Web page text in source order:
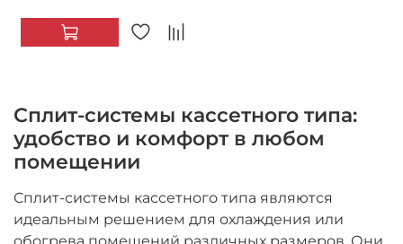
Сплит-системы кассетного типа:
удобство и комфорт в любом
помещении
Сплит-системы кассетного типа являются
идеальным решением для охлаждения или